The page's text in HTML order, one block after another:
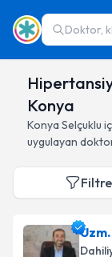
Doktor,
Konya
Konya Selçuklu
uygulayan
Uzm.